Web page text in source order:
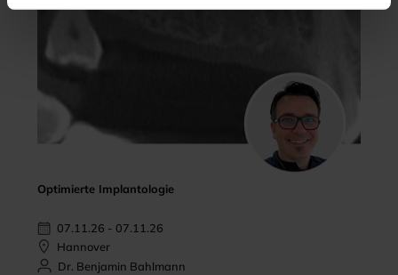
Optimierte Implantologie
07.11.26 - 07.11.26
Hannover
Dr. Benjamin Bahlmann